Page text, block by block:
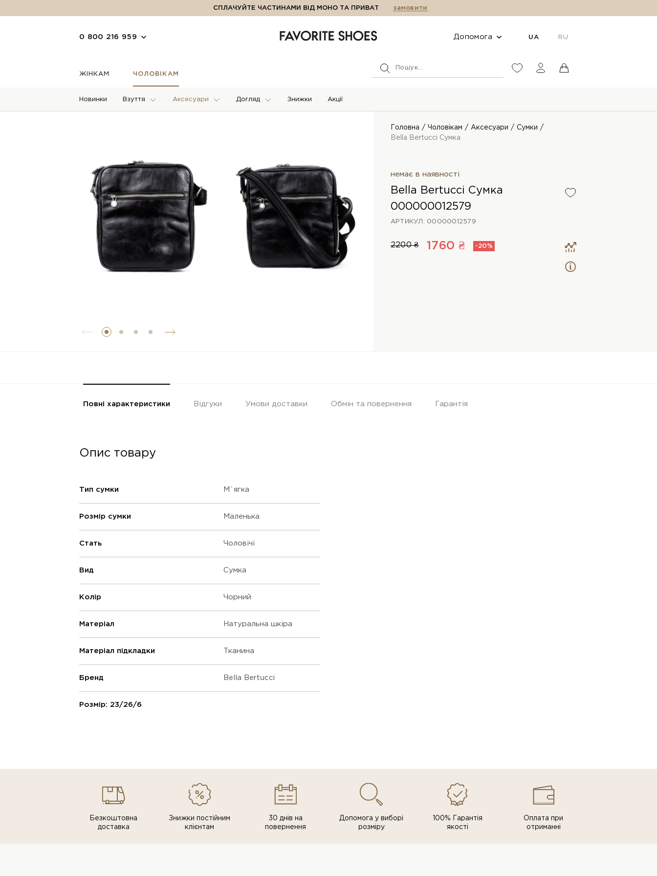
СПЛАЧУЙТЕ ЧАСТИНАМИ ВІД МОНО ТА ПРИВАТ замовити
0 800 216 959 Допомога UA RU
ЖІНКАМ ЧОЛОВІКАМ
Новинки Взуття Аксесуари Догляд Знижки Акції
Головна Чоловікам Аксесуари
Сумки
Bella Bertucci Сумка
немає в наявності
Bella Bertucci Сумка
000000012579
АРТИКУЛ: 00000012579
2200 ₴ 1760 ₴ -20%
Повні характеристики Відгуки Умови доставки Обмін та повернення Гарантія
Опис товару
Тип сумки М`ягка
Розмір сумки Маленька
Стать Чоловічі
Вид Сумка
Колір Чорний
Матеріал Натуральна шкіра
Матеріал підкладки Тканина
Бренд Bella Bertucci
Розмір: 23/26/6
Безкоштовна
доставка
Знижки постiйним
клiєнтам
30 днів на
повернення
Допомога у виборі
розміру
100% Гарантія
якості
Оплата при
отриманні